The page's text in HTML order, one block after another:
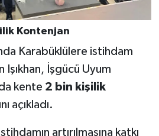
Kontenjan
Karabüklülere istihdam
Işıkhan, İşgücü Uyum
kente 2 bin kişilik
açıkladı.
artırılmasına katkı